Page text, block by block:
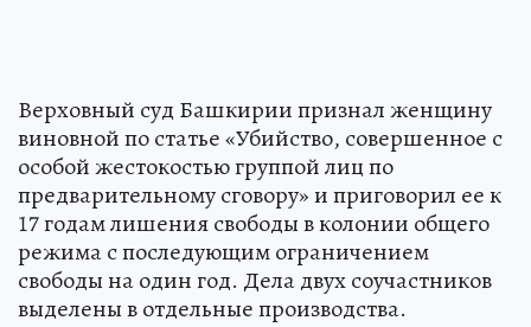
Верховный суд Башкирии признал женщину
виновной по статье «Убийство, совершенное с
особой жестокостью группой лиц по
предварительному сговору» и приговорил ее к
17 годам лишения свободы в колонии общего
режима с последующим ограничением
свободы на один год. Дела двух соучастников
выделены в отдельные производства.